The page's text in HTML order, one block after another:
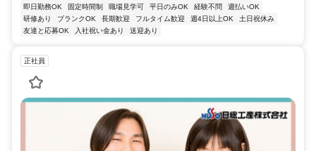
即日勤務OK
固定時間制 職場見学可 平日のみOK 経験不問
週払いOK
研修あり
ブランクOK 長期歓迎 フルタイム歓迎 週4日以上OK
土日祝休み
友達と応募OK
入社祝い金あり 送迎あり
正社員